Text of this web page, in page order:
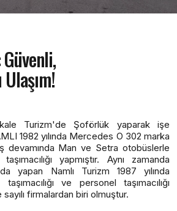
Ulaşım!
Turizm'de Şoförlük yaparak işe
1982 yılında Mercedes O 302 marka
devamında Man ve Setra otobüslerle
yapmıştır. Aynı zamanda
yapan Namlı Turizm 1987 yılında
ve personel taşımacılığı
firmalardan biri olmuştur.